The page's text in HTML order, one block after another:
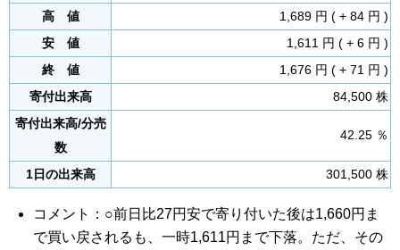
高 値
1,689 円 ( + 84 円 )
安 値
1,611 円 ( + 6 円 )
終 値
1,676 円 ( + 71 円 )
寄付出来高
84,500 株
寄付出来高/分売
数
42.25 ％
1日の出来高 301,500 株
コメント：○前日比27円安で寄り付いた後は1,660円ま
で買い戻されるも、一時1,611円まで下落。ただ、その